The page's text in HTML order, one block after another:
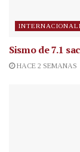
Sismo de 7.1
HACE 2 SEMANAS